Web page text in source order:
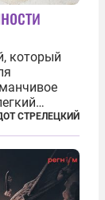
который
(в
СТРЕЛЕЦКИЙ